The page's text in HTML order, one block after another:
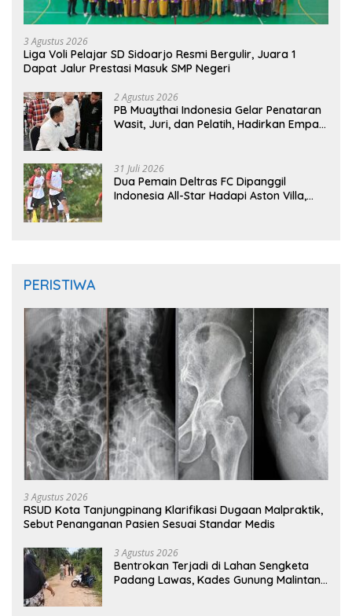
3 Agustus 2026
Liga Voli Pelajar SD Sidoarjo Resmi Bergulir, Juara 1
Dapat Jalur Prestasi Masuk SMP Negeri
2 Agustus 2026
PB Muaythai Indonesia Gelar Penataran
Wasit, Juri, dan Pelatih, Hadirkan Empat
31 Juli 2026
Dua Pemain Deltras FC Dipanggil
Indonesia All-Star Hadapi Aston Villa,
PERISTIWA
3 Agustus 2026
RSUD Kota Tanjungpinang Klarifikasi Dugaan Malpraktik,
Sebut Penanganan Pasien Sesuai Standar Medis
3 Agustus 2026
Bentrokan Terjadi di Lahan Sengketa
Padang Lawas, Kades Gunung Malintang